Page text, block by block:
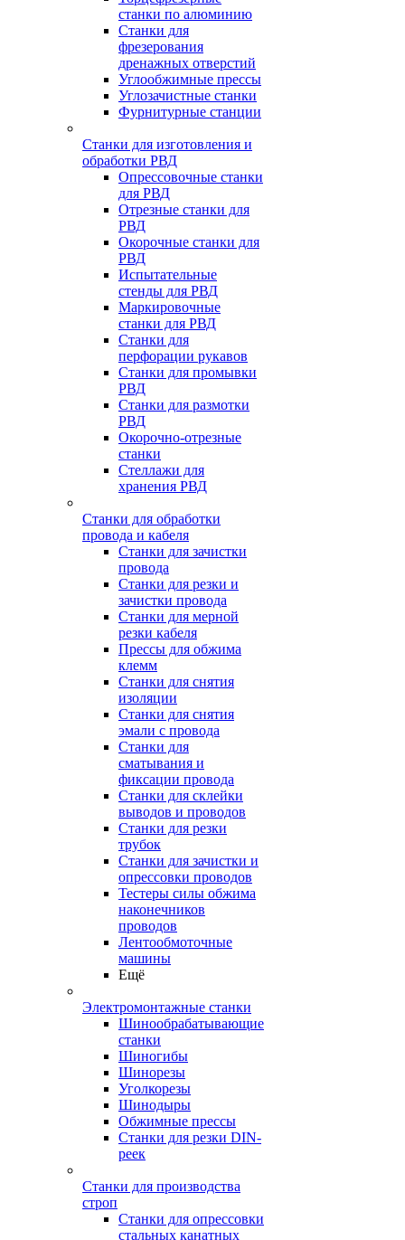
станки по алюминию
Станки для
фрезерования
дренажных отверстий
Углообжимные прессы
Углозачистные станки
Фурнитурные станции
Станки для изготовления и
обработки РВД
Опрессовочные станки
для РВД
Отрезные станки для
РВД
Окорочные станки для
РВД
Испытательные
стенды для РВД
Маркировочные
станки для РВД
Станки для
перфорации рукавов
Станки для промывки
РВД
Станки для размотки
РВД
Окорочно-отрезные
станки
Стеллажи для
хранения РВД
Станки для обработки
провода и кабеля
Станки для зачистки
провода
Станки для резки и
зачистки провода
Станки для мерной
резки кабеля
Прессы для обжима
клемм
Станки для снятия
изоляции
Станки для снятия
эмали с провода
Станки для
сматывания и
фиксации провода
Станки для склейки
выводов и проводов
Станки для резки
трубок
Станки для зачистки и
опрессовки проводов
Тестеры силы обжима
наконечников
проводов
Лентообмоточные
машины
Ещё
Электромонтажные станки
Шинообрабатывающие
станки
Шиногибы
Шинорезы
Уголкорезы
Шинодыры
Обжимные прессы
Станки для резки DIN-
реек
Станки для производства
строп
Станки для опрессовки
стальных канатных